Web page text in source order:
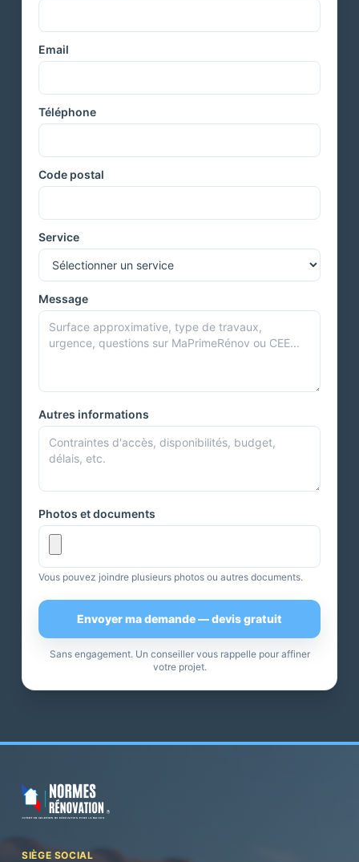
Email
Téléphone
Code postal
Service
Message
Autres informations
Photos et documents
Vous pouvez joindre plusieurs photos ou autres documents.
Envoyer ma demande — devis gratuit
Sans engagement. Un conseiller vous rappelle pour affiner
votre projet.
SIÈGE SOCIAL